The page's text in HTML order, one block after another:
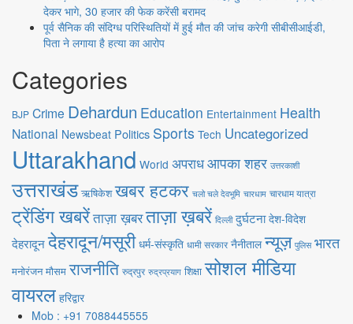
देकर भागे, 30 हजार की फेक करेंसी बरामद
पूर्व सैनिक की संदिग्ध परिस्थितियों में हुई मौत की जांच करेगी सीबीसीआईडी,
पिता ने लगाया है हत्या का आरोप
Categories
BJP Crime Dehardun Education Entertainment Health
National Newsbeat Politics Sports Tech Uncategorized
Uttarakhand World अपराधआपका शहर उत्तरकाशी
उत्तराखंड ऋषिकेश खबर हटकर चलो चले देवभूमि चारधाम चारधाम यात्रा
ट्रेंडिंग खबरेंताज़ा ख़बरताज़ा ख़बरें दिल्ली दुर्घटना देश-विदेश
देहरादूनदेहरादून/मसूरी धर्म-संस्कृति धामी सरकार नैनीताल न्यूज़ पुलिस भारत
मनोरंजन मौसम राजनीति रुद्रपुर रुद्रप्रयाग शिक्षा सोशल मीडिया
वायरल हरिद्वार
Mob : +91 7088445555